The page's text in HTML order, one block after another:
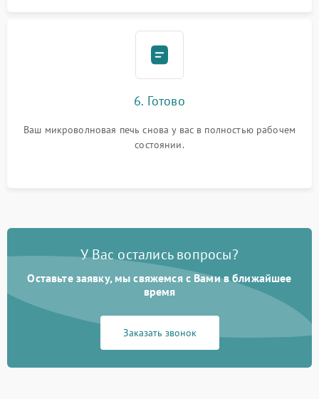
6. Готово
Ваш микроволновая печь снова у вас в полностью рабочем
состоянии.
У Вас остались вопросы?
Оставьте заявку, мы свяжемся с Вами в ближайшее
время
Заказать звонок